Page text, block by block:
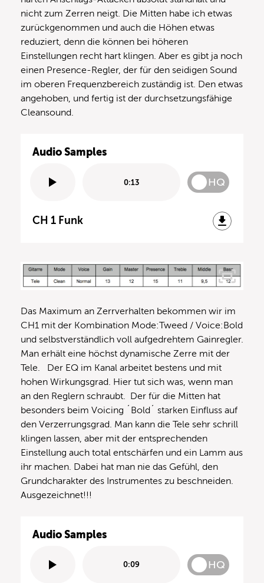
nicht zum Zerren neigt. Die Mitten habe ich etwas
zurückgenommen und auch die Höhen etwas
reduziert, denn die können bei höheren
Einstellungen recht hart klingen. Aber es gibt ja noch
einen Presence-Regler, der für den seidigen Sound
im oberen Frequenzbereich zuständig ist. Den etwas
angehoben, und fertig ist der durchsetzungsfähige
Cleansound.
Audio Samples
0:13 HQ
CH 1 Funk
Das Maximum an Zerrverhalten bekommen wir im
CH1 mit der Kombination Mode:Tweed / Voice:Bold
und selbstverständlich voll aufgedrehtem Gainregler.
Man erhält eine höchst dynamische Zerre mit der
Tele. Der EQ im Kanal arbeitet bestens und mit
hohen Wirkungsgrad. Hier tut sich was, wenn man
an den Reglern schraubt. Der für die Mitten hat
besonders beim Voicing ´Bold´ starken Einfluss auf
den Verzerrungsgrad. Man kann die Tele sehr schrill
klingen lassen, aber mit der entsprechenden
Einstellung auch total entschärfen und ein Lamm aus
ihr machen. Dabei hat man nie das Gefühl, den
Grundcharakter des Instrumentes zu beschneiden.
Ausgezeichnet!!!
Audio Samples
0:09 HQ